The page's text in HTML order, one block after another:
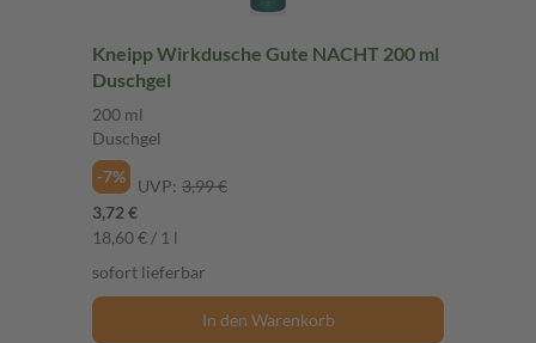
Kneipp Wirkdusche Gute NACHT 200 ml
Duschgel
200 ml
Duschgel
-7%
UVP: 3,99 €
3,72 €
18,60 € / 1 l
sofort lieferbar
In den Warenkorb